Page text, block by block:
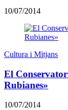
10/07/2014
Cultura i Mitjans
El
Rubianes»
10/07/2014